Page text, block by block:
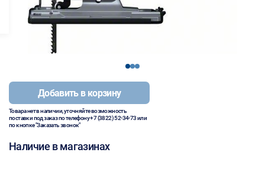
123
Добавить в корзину
Товара нет в наличии, уточняйте возможность
поставки под заказ по телефону+7 (3822) 52-34-73или
по кнопке "Заказать звонок"
Наличие в магазинах